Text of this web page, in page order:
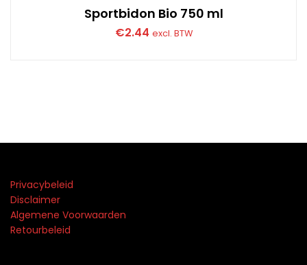
Sportbidon Bio 750 ml
€2.44 excl. BTW
Privacybeleid
Disclaimer
Algemene Voorwaarden
Retourbeleid